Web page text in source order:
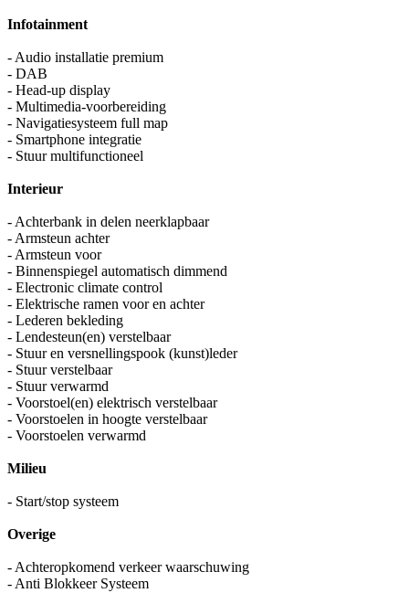
Infotainment
- Audio installatie premium
- DAB
- Head-up display
- Multimedia-voorbereiding
- Navigatiesysteem full map
- Smartphone integratie
- Stuur multifunctioneel
Interieur
- Achterbank in delen neerklapbaar
- Armsteun achter
- Armsteun voor
- Binnenspiegel automatisch dimmend
- Electronic climate control
- Elektrische ramen voor en achter
- Lederen bekleding
- Lendesteun(en) verstelbaar
- Stuur en versnellingspook (kunst)leder
- Stuur verstelbaar
- Stuur verwarmd
- Voorstoel(en) elektrisch verstelbaar
- Voorstoelen in hoogte verstelbaar
- Voorstoelen verwarmd
Milieu
- Start/stop systeem
Overige
- Achteropkomend verkeer waarschuwing
- Anti Blokkeer Systeem